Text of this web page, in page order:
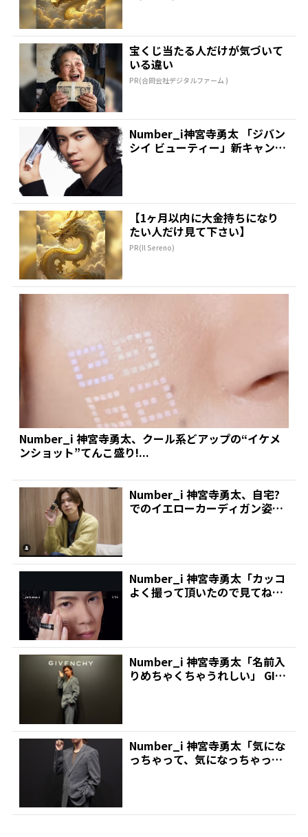
宝くじ当たる人だけが気づいて
いる違い
PR(合同会社デジタルファーム )
Number_i神宮寺勇太 「ジバン
シイ ビューティー」新キャンペ
【1ヶ月以内に大金持ちになり
たい人だけ見て下さい】
PR(Il Sereno)
Number_i 神宮寺勇太、クール系どアップの“イケメ
ンショット”てんこ盛り!...
Number_i 神宮寺勇太、自宅?
でのイエローカーディガン姿が
Number_i 神宮寺勇太「カッコ
よく撮って頂いたので見てね」
Number_i 神宮寺勇太「名前入
りめちゃくちゃうれしい」 GIVE
Number_i 神宮寺勇太「気にな
っちゃって、気になっちゃっ